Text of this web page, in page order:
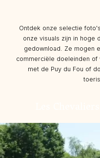
Ontdek onze selectie
onze visuals zijn in hoge
gedownload. Ze mogen
commerciële doeleinden
met de Puy du Fou of